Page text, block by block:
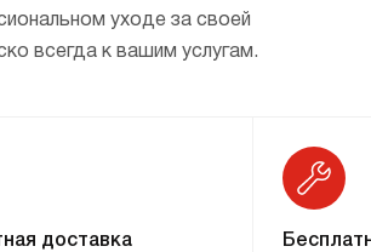
уходе за своей
всегда к вашим услугам.
доставка